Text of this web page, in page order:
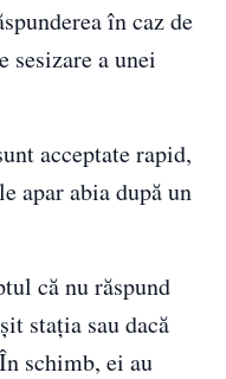
în caz de
sesizare a unei
acceptate rapid,
apar abia după un
că nu răspund
stația sau dacă
schimb, ei au